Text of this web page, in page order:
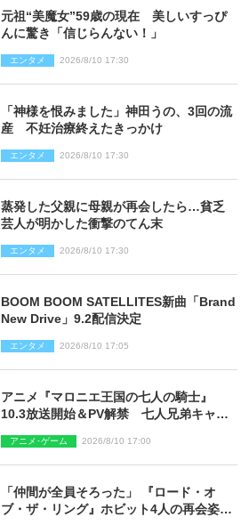
元祖“美魔女”59歳の現在 美しいすっぴ
んに驚き「信じらんない！」
エンタメ 2026/8/10 17:30
「神様を恨みました」神田うの、3回の流
産 不妊治療終えたきっかけ
エンタメ 2026/8/10 17:30
蒸発した父親に母親が再会したら…貧乏
芸人が明かした衝撃のてん末
エンタメ 2026/8/10 17:30
BOOM BOOM SATELLITES新曲「Brand
New Drive」9.2配信決定
エンタメ 2026/8/10 17:05
アニメ『マロニエ王国の七人の騎士』
10.3放送開始＆PV解禁 七人兄弟キャス
アニメ･ゲーム 2026/8/10 17:00
「仲間が全員そろった」 『ロード・オ
ブ・ザ・リング』ホビット4人の再会姿に